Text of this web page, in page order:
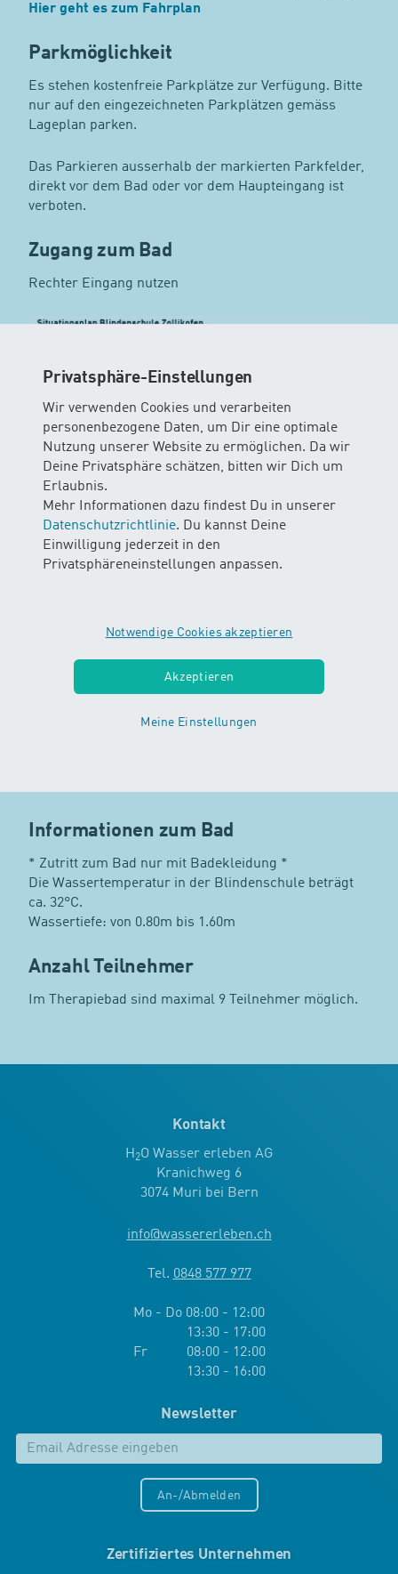
Privatsphäre-Einstellungen
Wir verwenden Cookies und verarbeiten
personenbezogene Daten, um Dir eine optimale
Nutzung unserer Website zu ermöglichen. Da wir
Deine Privatsphäre schätzen, bitten wir Dich um
Erlaubnis.
Mehr Informationen dazu findest Du in unserer
Datenschutzrichtlinie. Du kannst Deine
Einwilligung jederzeit in den
Privatsphäreneinstellungen anpassen.
Notwendige Cookies akzeptieren
Akzeptieren
Meine Einstellungen
Hier geht es zum Fahrplan
Parkmöglichkeit
Es stehen kostenfreie Parkplätze zur Verfügung. Bitte
nur auf den eingezeichneten Parkplätzen gemäss
Lageplan parken.
Das Parkieren ausserhalb der markierten Parkfelder,
direkt vor dem Bad oder vor dem Haupteingang ist
verboten.
Zugang zum Bad
Rechter Eingang nutzen
Garderobensituation
Es stehen zwei Garderoben zur Verfügung.
Informationen zum Bad
* Zutritt zum Bad nur mit Badekleidung *
Die Wassertemperatur in der Blindenschule beträgt
ca. 32°C.
Wassertiefe: von 0.80m bis 1.60m
Anzahl Teilnehmer
Im Therapiebad sind maximal 9 Teilnehmer möglich.
Kontakt
H2O Wasser erleben AG
Kranichweg 6
3074 Muri bei Bern
info@wassererleben.ch
Tel. 0848 577 977
Mo - Do 08:00 - 12:00
13:30 - 17:00
Fr 08:00 - 12:00
13:30 - 16:00
Newsletter
An-/Abmelden
Zertifiziertes Unternehmen